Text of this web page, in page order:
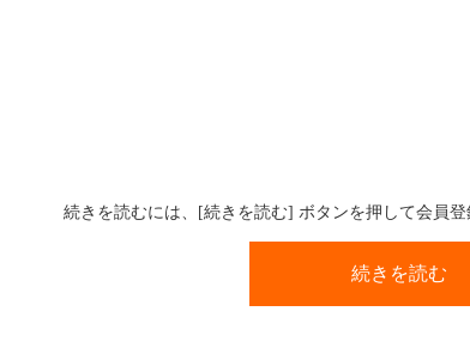
続きを読むには、[続きを読む] ボタンを押して会員登
続きを読む